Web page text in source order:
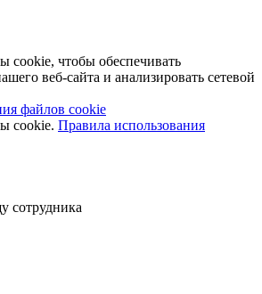
cookie, чтобы обеспечивать
веб-сайта и анализировать сетевой
файлов cookie
cookie. Правила использования
сотрудника